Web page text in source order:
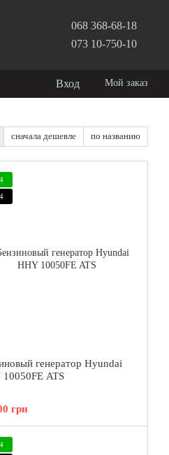
068 368-68-18
073 10-750-10
Вход Мой заказ
сначала дешевле по названию
4
4
генератор Hyundai
ATS
грн
4